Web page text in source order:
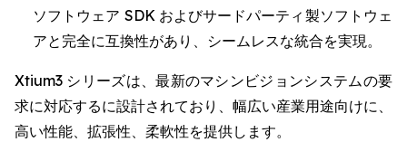
ソフトウェア SDK およびサードパーティ製ソフトウェ
アと完全に互換性があり、シームレスな統合を実現。
Xtium3 シリーズは、最新のマシンビジョンシステムの要
求に対応するに設計されており、幅広い産業用途向けに、
高い性能、拡張性、柔軟性を提供します。